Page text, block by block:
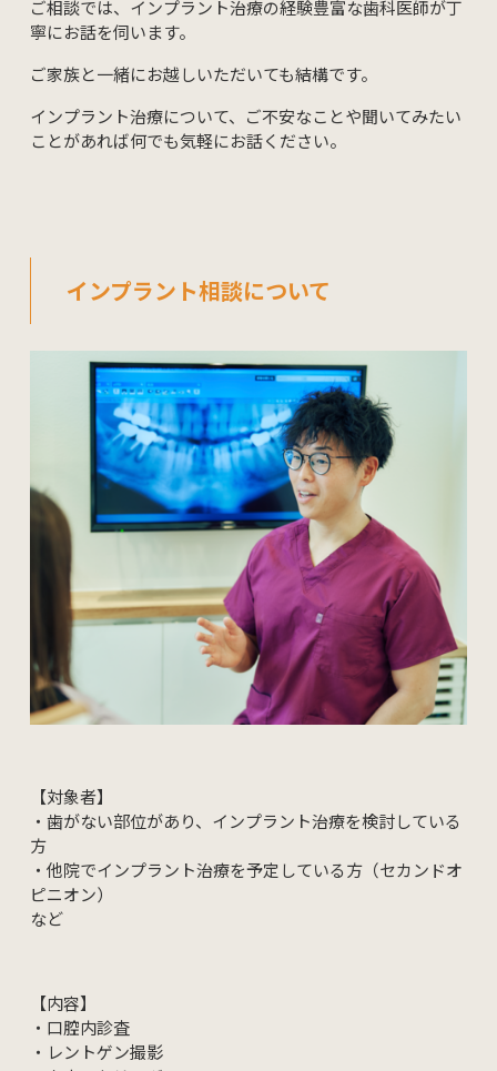
ご相談では、インプラント治療の経験豊富な歯科医師が丁
寧にお話を伺います。
ご家族と一緒にお越しいただいても結構です。
インプラント治療について、ご不安なことや聞いてみたい
ことがあれば何でも気軽にお話ください。
インプラント相談について
【対象者】
・歯がない部位があり、インプラント治療を検討している
方
・他院でインプラント治療を予定している方（セカンドオ
ピニオン）
など
【内容】
・口腔内診査
・レントゲン撮影